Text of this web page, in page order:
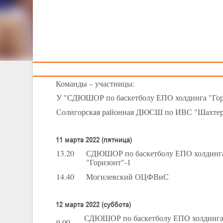
Команды – участницы:
У "СДЮШОР по баскетболу ЕПО холдинга
Солигорская районная ДЮСШ по ИВС
11 марта 2022 (пятница)
13.20
СДЮШОР по баскетболу ЕПО
"Горизонт"-1
14.40
Могилевский ОЦФВиС
12 марта 2022 (суббота)
СДЮШОР по баскетболу ЕПО холдинга